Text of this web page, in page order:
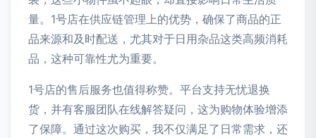
量。1号店在供应链管理上的优势，确保了商品的正
品来源和及时配送，尤其对于日用杂品这类高频消耗
品，这种可靠性尤为重要。
1号店的售后服务也值得称赞。平台支持无忧退换
货，并有客服团队在线解答疑问，这为购物体验增添
了保障。通过这次购买，我不仅满足了日常需求，还